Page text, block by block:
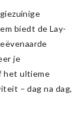
biedt de Lay-
je
het ultieme
– dag na dag,